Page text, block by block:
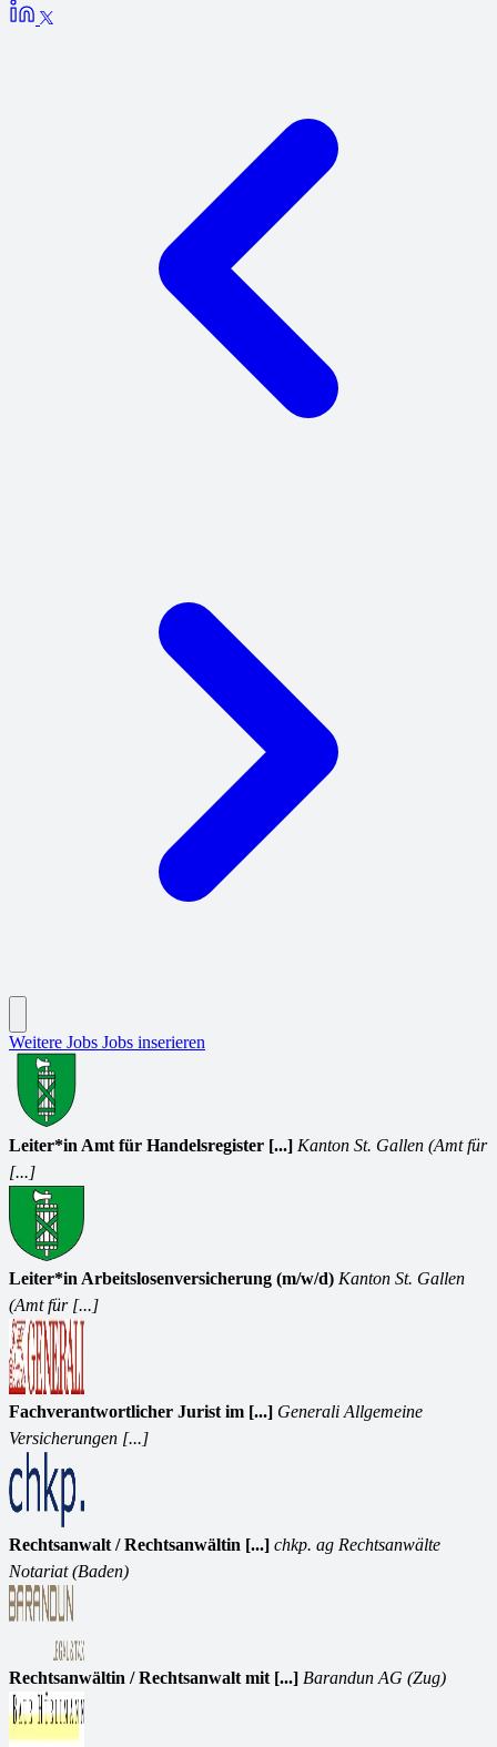
Weitere Jobs Jobs inserieren
Leiter*in Amt für Handelsregister [...] Kanton St. Gallen (Amt für
[...]
Leiter*in Arbeitslosenversicherung (m/w/d) Kanton St. Gallen
(Amt für [...]
Fachverantwortlicher Jurist im [...] Generali Allgemeine
Versicherungen [...]
Rechtsanwalt / Rechtsanwältin [...] chkp. ag Rechtsanwälte
Notariat (Baden)
Rechtsanwältin / Rechtsanwalt mit [...] Barandun AG (Zug)